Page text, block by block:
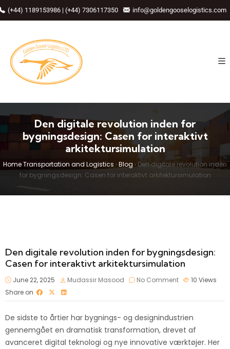
(+44) 1189153986 | (+44) 7306117350 info@goldengooselogistics.com
Den digitale revolution inden for
bygningsdesign: Casen for interaktivt
arkitektursimulation
Home Transportation and Logistics ›Blog › Den digitale revolution inden
for bygningsdesign: Casen for interaktivt arkitektursimulation
Den digitale revolution inden for bygningsdesign:
Casen for interaktivt arkitektursimulation
June 22, 2025 Mudassir Masood No Comment 10 Views
Share on
De sidste to årtier har bygnings- og designindustrien
gennemgået en dramatisk transformation, drevet af
avanceret digital teknologi og nye innovative værktøjer. Her